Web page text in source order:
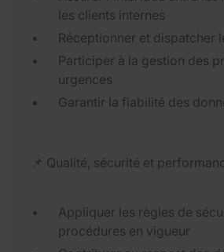
les clients internes
Réceptionner et dispatcher
Participer à la gestion des
urgences
Garantir la fiabilité des
📌 Qualité, sécurité et
Appliquer les règles de
procédures en vigueur